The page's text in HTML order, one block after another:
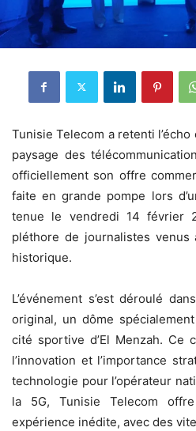
Tunisie Telecom a retenti l’écho
paysage des
officiellement son offre
faite en grande pompe lors
tenue le vendredi 14 février
pléthore de journalistes
historique.
L’événement s’est déroulé
original, un dôme
cité sportive d’El Menzah. Ce
l’innovation et l’importance
technologie pour l’opérateur
la 5G, Tunisie Telecom
expérience inédite, avec des